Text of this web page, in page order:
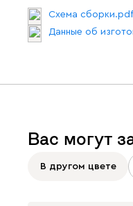
Схема сборки.pdf
Данные об
Вас могут
В другом цвете